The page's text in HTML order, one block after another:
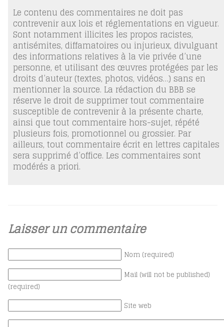
Le contenu des commentaires ne doit pas
contrevenir aux lois et réglementations en vigueur.
Sont notamment illicites les propos racistes,
antisémites, diffamatoires ou injurieux, divulguant
des informations relatives à la vie privée d’une
personne, et utilisant des œuvres protégées par les
droits d’auteur (textes, photos, vidéos…) sans en
mentionner la source. La rédaction du BBB se
réserve le droit de supprimer tout commentaire
susceptible de contrevenir à la présente charte,
ainsi que tout commentaire hors-sujet, répété
plusieurs fois, promotionnel ou grossier. Par
ailleurs, tout commentaire écrit en lettres capitales
sera supprimé d’office. Les commentaires sont
modérés a priori.
Laisser un commentaire
Nom (required)
Mail (will not be published)
(required)
Site web